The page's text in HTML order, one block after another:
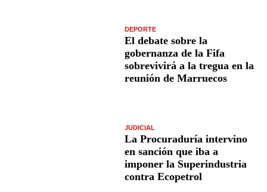
DEPORTE
El debate sobre la
gobernanza de la Fifa
sobrevivirá a la tregua en la
reunión de Marruecos
JUDICIAL
La Procuraduría intervino
en sanción que iba a
imponer la Superindustria
contra Ecopetrol